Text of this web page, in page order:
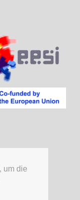
um die